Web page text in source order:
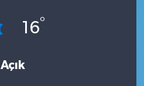
16°
Açık